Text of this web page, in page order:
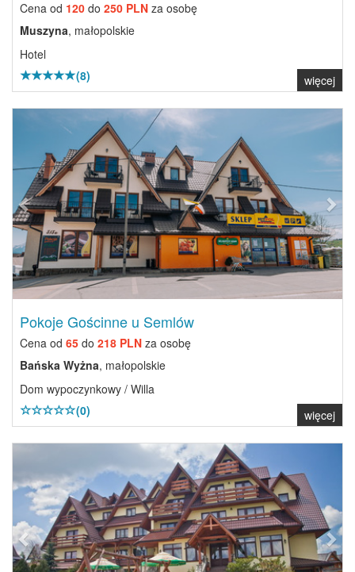
Cena od 120 do 250 PLN za osobę
Muszyna, małopolskie
Hotel
(8)
więcej
Previous Next
Pokoje Gościnne u Semlów
Cena od 65 do 218 PLN za osobę
Bańska Wyżna, małopolskie
Dom wypoczynkowy / Willa
(0)
więcej